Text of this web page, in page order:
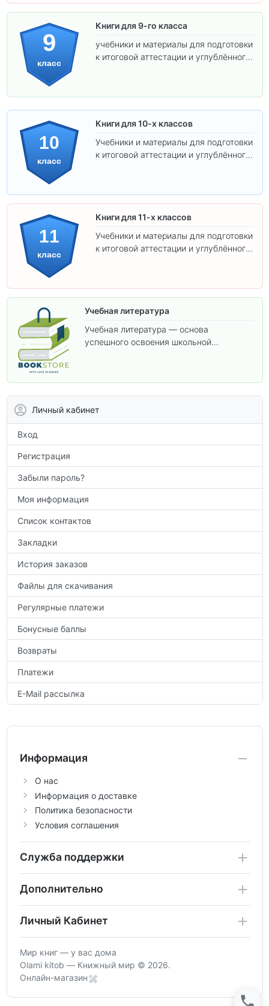
9
класс
Книги для 9-го класса
учебники и материалы для подготовки
к итоговой аттестации и углублённого
10
класс
Книги для 10-х классов
Учебники и материалы для подготовки
к итоговой аттестации и углублённого
11
класс
Книги для 11-х классов
Учебники и материалы для подготовки
к итоговой аттестации и углублённого
Учебная литература
Учебная литература — основа
успешного освоения школьной
Личный кабинет
Вход
Регистрация
Забыли пароль?
Моя информация
Список контактов
Закладки
История заказов
Файлы для скачивания
Регулярные платежи
Бонусные баллы
Возвраты
Платежи
E-Mail рассылка
Информация
О нас
Информация о доставке
Политика безопасности
Условия соглашения
Служба поддержки
Дополнительно
Личный Кабинет
Мир книг — у вас дома
Olami kitob — Книжный мир © 2026.
Онлайн-магазин